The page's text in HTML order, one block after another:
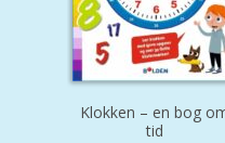
Klokken – en bog
tid